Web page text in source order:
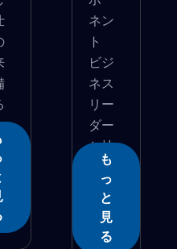
ネン
ト
ビジ
ネス
リー
ダー
と技
術�...
も
っ
と
見
る